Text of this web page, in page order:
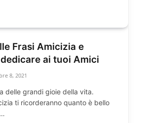
Frasi Amicizia e
ai tuoi Amici
8, 2021
delle grandi gioie della vita.
ti ricorderanno quanto è bello